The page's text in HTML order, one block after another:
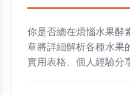
你是否總在煩惱水果酵
章將詳細解析各種水果
實用表格、個人經驗分